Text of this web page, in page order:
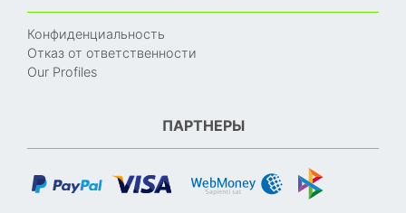
Конфиденциальность
Отказ от ответственности
Our Profiles
ПАРТНЕРЫ